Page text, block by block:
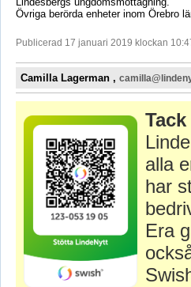
Övriga berörda enheter inom Örebro
Publicerad 17 januari 2019 klockan
Camilla Lagerman ,
alla
har
Era